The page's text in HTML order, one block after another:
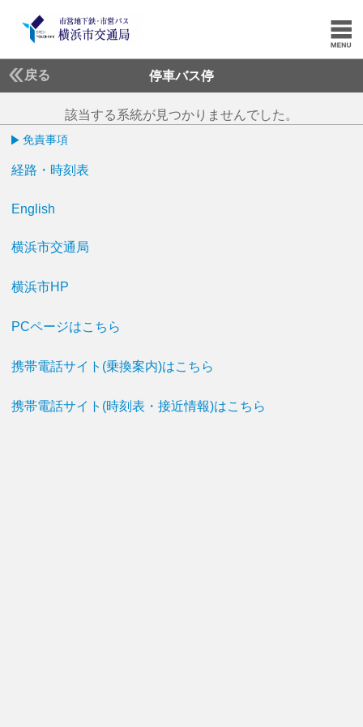
戻る 停車バス停
該当する系統が見つかりませんでした。
免責事項
経路・時刻表
English
横浜市交通局
横浜市HP
PCページはこちら
携帯電話サイト(乗換案内)はこちら
携帯電話サイト(時刻表・接近情報)はこちら